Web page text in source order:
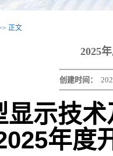
正文
2025
创建时间：
显示技
年度